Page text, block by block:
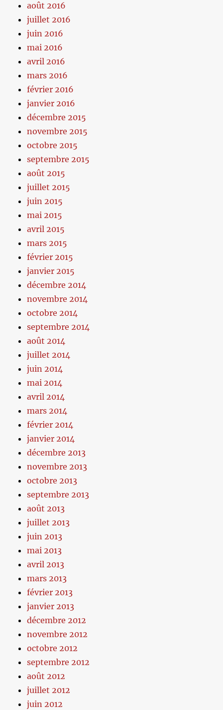
août 2016
juillet 2016
juin 2016
mai 2016
avril 2016
mars 2016
février 2016
janvier 2016
décembre 2015
novembre 2015
octobre 2015
septembre 2015
août 2015
juillet 2015
juin 2015
mai 2015
avril 2015
mars 2015
février 2015
janvier 2015
décembre 2014
novembre 2014
octobre 2014
septembre 2014
août 2014
juillet 2014
juin 2014
mai 2014
avril 2014
mars 2014
février 2014
janvier 2014
décembre 2013
novembre 2013
octobre 2013
septembre 2013
août 2013
juillet 2013
juin 2013
mai 2013
avril 2013
mars 2013
février 2013
janvier 2013
décembre 2012
novembre 2012
octobre 2012
septembre 2012
août 2012
juillet 2012
juin 2012